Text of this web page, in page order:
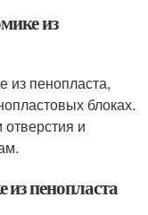
из
из пенопласта,
блоках.
и
пенопласта